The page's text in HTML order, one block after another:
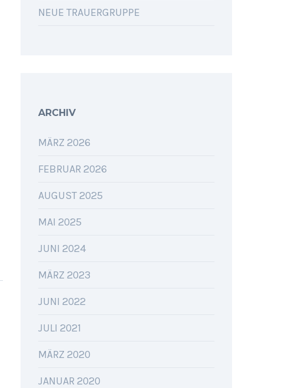
NEUE TRAUERGRUPPE
ARCHIV
MÄRZ 2026
FEBRUAR 2026
AUGUST 2025
MAI 2025
JUNI 2024
MÄRZ 2023
JUNI 2022
JULI 2021
MÄRZ 2020
JANUAR 2020